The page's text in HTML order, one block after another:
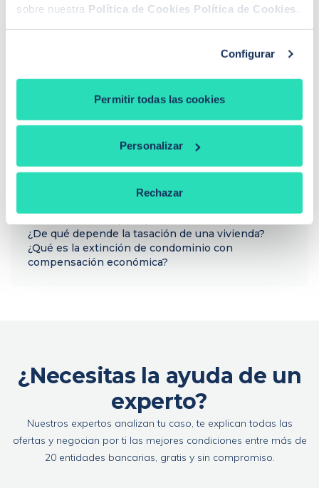
sobre nuestra Política de Cookies Política de Cookies .
Configurar
Permitir todas las cookies
Personalizar
Rechazar
¿Dónde puedo contactar con iAhorro?
¿Se puede cambiar de banco teniendo una
¿De qué depende la tasación de una vivienda?
¿Qué es la extinción de condominio con
compensación económica?
Te ayudo a conseguir las mejores condiciones para
¿Necesitas la ayuda de un
experto?
Nuestros expertos analizan tu caso, te explican todas las
ofertas y negocian por ti las mejores condiciones entre más de
20 entidades bancarias, gratis y sin compromiso.